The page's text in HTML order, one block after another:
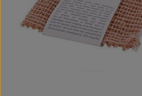
Vorratskammer
Getränke